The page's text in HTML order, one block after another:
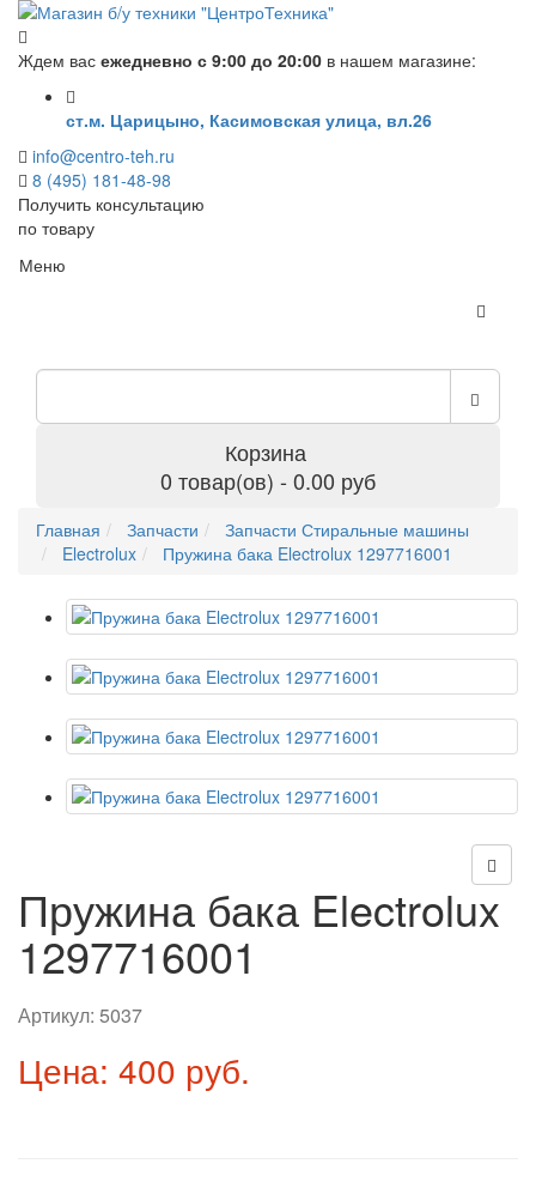
Ждем вас ежедневно с 9:00 до 20:00 в нашем магазине:
ст.м. Царицыно, Касимовская улица, вл.26
info@centro-teh.ru
8 (495) 181-48-98
Получить консультацию
по товару
Меню
Корзина
0 товар(ов) - 0.00 руб
Главная Запчасти
Запчасти Стиральные машины
Electrolux
Пружина бака Electrolux 1297716001
Пружина бака Electrolux
1297716001
Артикул: 5037
Цена: 400 руб.